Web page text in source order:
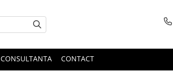
CONSULTANTA CONTACT